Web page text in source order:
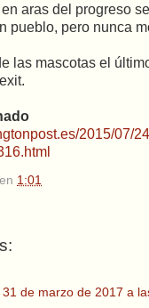
aras del progreso
pueblo, pero nunca
las mascotas el
2015/07/
en 1:01
31 de marzo de 2017 a